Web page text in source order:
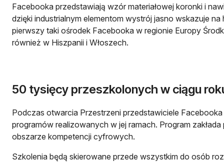
Facebooka przedstawiają wzór materiałowej koronki i
dzięki industrialnym elementom wystrój jasno wskazuje
pierwszy taki ośrodek Facebooka w regionie Europy
również w Hiszpanii i Włoszech.
50 tysięcy przeszkolonych w ciągu
Podczas otwarcia Przestrzeni przedstawiciele
programów realizowanych w jej ramach. Program
obszarze kompetencji cyfrowych.
Szkolenia będą skierowane przede wszystkim do osób